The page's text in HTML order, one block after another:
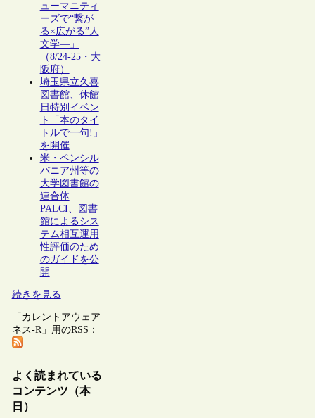
ューマニティ
ーズで“繋が
る×広がる”人
文学―」
（8/24-25・大
阪府）
埼玉県立久喜
図書館、休館
日特別イベン
ト「本のタイ
トルで一句!」
を開催
米・ペンシル
バニア州等の
大学図書館の
連合体
PALCI、図書
館によるシス
テム相互運用
性評価のため
のガイドを公
開
続きを見る
「カレントアウェア
ネス-R」用のRSS：
よく読まれている
コンテンツ（本
日）